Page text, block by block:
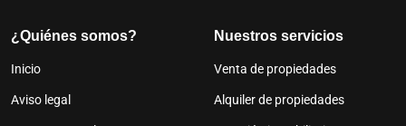
¿Quiénes somos?
Inicio
Aviso legal
Nuestros servicios
Venta de propiedades
Alquiler de propiedades